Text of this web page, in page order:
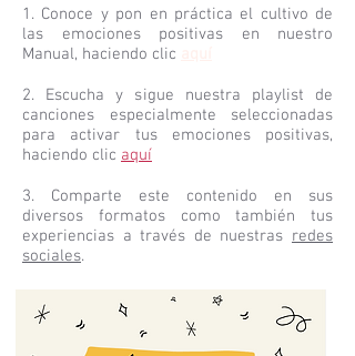
1. Conoce y pon en práctica el cultivo de
las emociones positivas en nuestro
Manual, haciendo clic
2. Escucha y sigue nuestra playlist de
canciones especialmente seleccionadas
para activar tus emociones positivas,
haciendo clic aquí
3. Comparte este contenido en sus
diversos formatos como también tus
experiencias a través de nuestras redes
sociales.